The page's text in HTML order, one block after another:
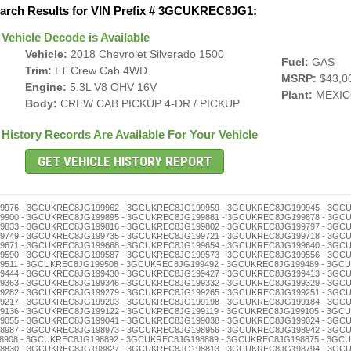
Results for VIN Prefix # 3GCUKREC8JG1:
Decode is Available
Vehicle: 2018 Chevrolet Silverado 1500
Trim: LT Crew Cab 4WD
Engine: 5.3L V8 OHV 16V
Body: CREW CAB PICKUP 4-DR / PICKUP
Fuel: GAS
MSRP:
Plant:
Records Are Available For Your Vehicle
- 3GCUKREC8JG198584 - 3GCUKREC8JG198570 - 3GCUKREC8JG198567 - 3GCUKREC8JG198553 - 3GCUKREC8JG198536 - 3GCUKREC8JG198522 - 3GCUKREC8JG198519 - 3GCUKREC8JG198505 - 3GCUKREC8JG198486 - 3GCUKREC8JG198472 - 3GCUKREC8JG198469 - 3GCUKREC8JG198455 - 3GCUKREC8JG198441 - 3GCUKREC8JG198438 - 3GCUKREC8JG198424 - 3GCUKREC8JG198410 - 3GCUKREC8JG198407 - 3GCUKREC8JG198391 - 3GCUKREC8JG198388 - 3GCUKREC8JG198374 - 3GCUKREC8JG198360 - 3GCUKREC8JG198357 - 3GCUKREC8JG198343 - 3GCUKREC8JG198326 - 3GCUKREC8JG198312 - 3GCUKREC8JG198309 - 3GCUKREC8JG198293 - 3GCUKREC8JG198276 - 3GCUKREC8JG198262 - 3GCUKREC8JG198259 - 3GCUKREC8JG198245 - 3GCUKREC8JG198231 - 3GCUKREC8JG198228 - 3GCUKREC8JG198214 - 3GCUKREC8JG198200 - 3GCUKREC8JG198195 - 3GCUKREC8JG198181 - 3GCUKREC8JG198178 - 3GCUKREC8JG198164 - 3GCUKREC8JG198150 - 3GCUKREC8JG198147 - 3GCUKREC8JG198133 - 3GCUKREC8JG198116 - 3GCUKREC8JG198102 - 3GCUKREC8JG198097 - 3GCUKREC8JG198083 - 3GCUKREC8JG198066 - 3GCUKREC8JG198052 - 3GCUKREC8JG198049 - 3GCUKREC8JG198035 - 3GCUKREC8JG198021 - 3GCUKREC8JG198018 - 3GCUKREC8JG198004 - 3GCUKREC8JG197998 - 3GCUKREC8JG197984 - 3GCUKREC8JG197970 - 3GCUKREC8JG197967 - 3GCUKREC8JG197953 - 3GCUKREC8JG197936 - 3GCUKREC8JG197922 - 3GCUKREC8JG197919 - 3GCUKREC8JG197905 - 3GCUKREC8JG197886 - 3GCUKREC8JG197872 - 3GCUKREC8JG197869 - 3GCUKREC8JG197855 - 3GCUKREC8JG197841 - 3GCUKREC8JG197838 - 3GCUKREC8JG197824 - 3GCUKREC8JG197810 - 3GCUKREC8JG197807 - 3GCUKREC8JG197791 - 3GCUKREC8JG197788 - 3GCUKREC8JG197774 - 3GCUKREC8JG197760 - 3GCUKREC8JG197757 - 3GCUKREC8JG197743 - 3GCUKREC8JG197726 - 3GCUKREC8JG197712 - 3GCUKREC8JG197709 - 3GCUKREC8JG197693 - 3GCUKREC8JG197676 - 3GCUKREC8JG197662 - 3GCUKREC8JG197659 - 3GCUKREC8JG197645 - 3GCUKREC8JG197631 - 3GCUKREC8JG197628 - 3GCUKREC8JG197614 - 3GCUKREC8JG197600 - 3GCUKREC8JG197595 - 3GCUKREC8JG197581 - 3GCUKREC8JG197578 - 3GCUKREC8JG197564 - 3GCUKREC8JG197550 - 3GCUKREC8JG197547 - 3GCUKREC8JG197533 - 3GCUKREC8JG197516 - 3GCUKREC8JG197502 - 3GCUKREC8JG197497 - 3GCUKREC8JG197483 - 3GCUKREC8JG197466 - 3GCUKREC8JG197452 - 3GCUKREC8JG197449 - 3GCUKREC8JG197435 - 3GCUKREC8JG197421 - 3GCUKREC8JG197418 - 3GCUKREC8JG197404 - 3GCUKREC8JG197399 - 3GCUKREC8JG197385 - 3GCUKREC8JG197371 - 3GCUKREC8JG197368 - 3GCUKREC8JG197354 - 3GCUKREC8JG197340 - 3GCUKREC8JG197337 - 3GCUKREC8JG197323 - 3GCUKREC8JG197306 - 3GCUKREC8JG197290 - 3GCUKREC8JG197287 - 3GCUKREC8JG197273 - 3GCUKREC8JG197256 - 3GCUKREC8JG197242 - 3GCUKREC8JG197239 - 3GCUKREC8JG197225 - 3GCUKREC8JG197211 - 3GCUKREC8JG197208 - 3GCUKREC8JG197192 - 3GCUKREC8JG197189 - 3GCUKREC8JG197175 - 3GCUKREC8JG197161 - 3GCUKREC8JG197158 - 3GCUKREC8JG197144 - 3GCUKREC8JG197130 - 3GCUKREC8JG197127 - 3GCUKREC8JG197113 - 3GCUKREC8JG197094 - 3GCUKREC8JG197080 - 3GCUKREC8JG197077 - 3GCUKREC8JG197063 - 3GCUKREC8JG197046 - 3GCUKREC8JG197032 - 3GCUKREC8JG197029 - 3GCUKREC8JG197015 - 3GCUKREC8JG197001 - 3GCUKREC8JG196995 - 3GCUKREC8JG196981 - 3GCUKREC8JG196978 - 3GCUKREC8JG196964 - 3GCUKREC8JG196950 - 3GCUKREC8JG196947 - 3GCUKREC8JG196933 - 3GCUKREC8JG196916 - 3GCUKREC8JG196902 - 3GCUKREC8JG196897 - 3GCUKREC8JG196883 - 3GCUKREC8JG196866 - 3GCUKREC8JG196852 - 3GCUKREC8JG196849 - 3GCUKREC8JG196835 - 3GCUKREC8JG196821 - 3GCUKREC8JG196818 - 3GCUKREC8JG196804 - 3GCUKREC8JG196799 - 3GCUKREC8JG196785 - 3GCUKREC8JG196771 - 3GCUKREC8JG196768 - 3GCUKREC8JG196754 - 3GCUKREC8JG196740 - 3GCUKREC8JG196737 - 3GCUKREC8JG196723 - 3GCUKREC8JG196706 - 3GCUKREC8JG196690 - 3GCUKREC8JG196687 - 3GCUKREC8JG196673 - 3GCUKREC8JG196656 - 3GCUKREC8JG196642 - 3GCUKREC8JG196639 - 3GCUKREC8JG196625 - 3GCUKREC8JG196611 - 3GCUKREC8JG196608 - Multiple Owners - 3GCUKREC8JG196592 - 3GCUKREC8JG196589 - 3GCUKREC8JG196575 - 3GCUKREC8JG196561 - 3GCUKREC8JG196558 - 3GCUKREC8JG196544 - 3GCUKREC8JG196530 - 3GCUKREC8JG196527 - 3GCUKREC8JG196513 - 3GCUKREC8JG196494 - 3GCUKREC8JG196480 - 3GCUKREC8JG196477 - 3GCUKREC8JG196463 - 3GCUKREC8JG196446 - 3GCUKREC8JG196432 - 3GCUKREC8JG196429 - 3GCUKREC8JG196415 - 3GCUKREC8JG196401 - 3GCUKREC8JG196396 - 3GCUKREC8JG196382 - 3GCUKREC8JG196379 - 3GCUKREC8JG196365 - 3GCUKREC8JG196351 - 3GCUKREC8JG196348 - 3GCUKREC8JG196334 - 3GCUKREC8JG196320 - 3GCUKREC8JG196317 - 3GCUKREC8JG196303 - 3GCUKREC8JG196298 - 3GCUKREC8JG196284 - 3GCUKREC8JG196270 - 3GCUKREC8JG196267 - 3GCUKREC8JG196253 - 3GCUKREC8JG196236 - 3GCUKREC8JG196222 - 3GCUKREC8JG196219 - 3GCUKREC8JG196205 - 3GCUKREC8JG196186 - 3GCUKREC8JG196172 - 3GCUKREC8JG196169 - 3GCUKREC8JG196155 - 3GCUKREC8JG196141 - 3GCUKREC8JG196138 - 3GCUKREC8JG196124 - 3GCUKREC8JG196110 - 3GCUKREC8JG196107 - 3GCUKREC8JG196091 - 3GCUKREC8JG196088 - 3GCUKREC8JG196074 - 3GCUKREC8JG196060 - 3GCUKREC8JG196057 - 3GCUKREC8JG196043 - 3GCUKREC8JG196026 - 3GCUKREC8JG196012 - 3GCUKREC8JG196009 - 3GCUKREC8JG195992 - 3GCUKREC8JG195989 - 3GCUKREC8JG195975 - 3GCUKREC8JG195961 - 3GCUKREC8JG195958 - 3GCUKREC8JG195944 - 3GCUKREC8JG195930 -